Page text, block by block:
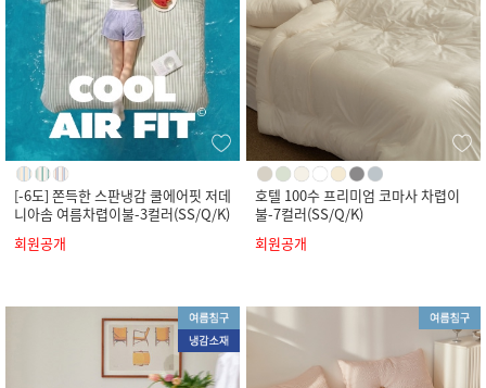
[-6도] 쫀득한 스판냉감 쿨에어핏 저데
니아솜 여름차렵이불-3컬러(SS/Q/K)
회원공개
호텔 100수 프리미엄 코마사 차렵이
불-7컬러(SS/Q/K)
회원공개